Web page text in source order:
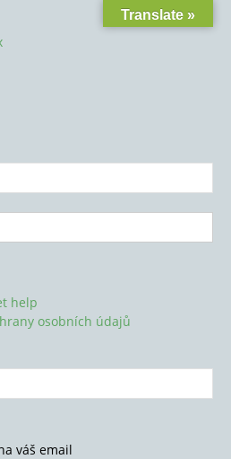
help
osobních údajů
váš email
Translate »